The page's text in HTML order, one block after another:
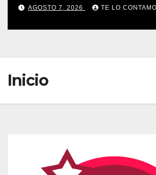
AGOSTO 7, 2026 TE LO
Inicio